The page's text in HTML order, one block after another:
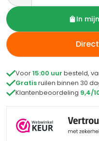
In
Voor15:00 uur besteld,
Gratisruilen binnen 30
Klantenbeoordeling 9,4/